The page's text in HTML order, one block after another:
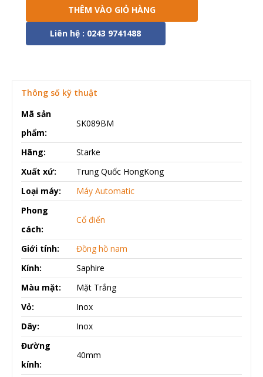
THÊM VÀO GIỎ HÀNG
Liên hệ : 0243 9741488
Thông số kỹ thuật
Mã sản
phẩm:
SK089BM
Hãng:
Starke
Xuất xứ:
Trung Quốc HongKong
Loại máy:
Máy Automatic
Phong
cách:
Cổ điển
Giới tính:
Đồng hồ nam
Kính:
Saphire
Màu mặt:
Mặt Trắng
Vỏ:
Inox
Dây:
Inox
Đường
kính:
40mm